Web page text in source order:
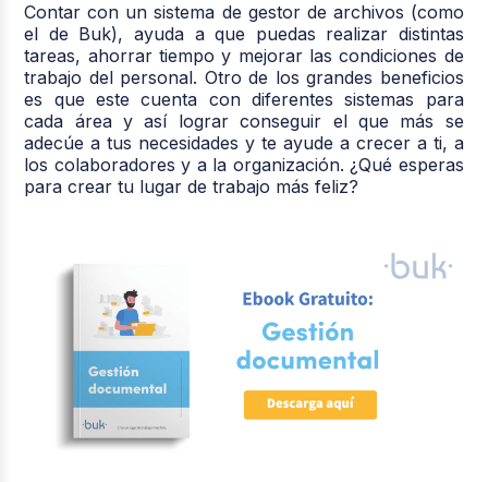
Contar con un sistema de gestor de archivos (como
el de Buk), ayuda a que puedas realizar distintas
tareas, ahorrar tiempo y mejorar las condiciones de
trabajo del personal. Otro de los grandes beneficios
es que este cuenta con diferentes sistemas para
cada área y así lograr conseguir el que más se
adecúe a tus necesidades y te ayude a crecer a ti, a
los colaboradores y a la organización. ¿Qué esperas
para crear tu lugar de trabajo más feliz?